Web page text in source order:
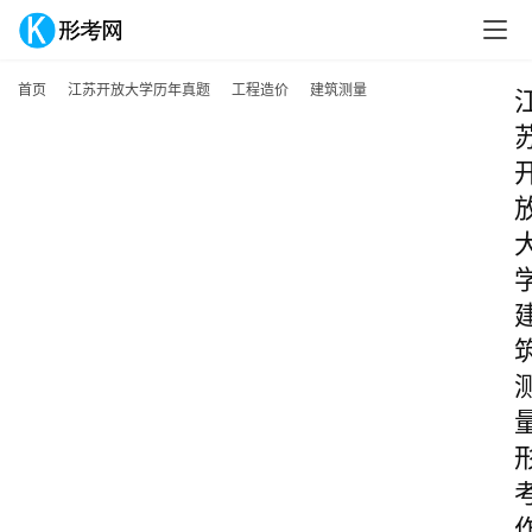
首页 江苏开放大学历年真题 工程造价 建筑测量